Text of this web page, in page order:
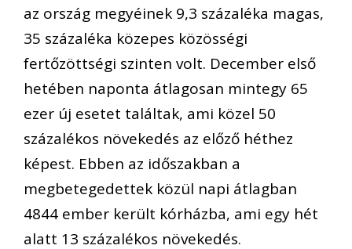
az ország megyéinek 9,3 százaléka magas,
35 százaléka közepes közösségi
fertőzöttségi szinten volt. December első
hetében naponta átlagosan mintegy 65
ezer új esetet találtak, ami közel 50
százalékos növekedés az előző héthez
képest. Ebben az időszakban a
megbetegedettek közül napi átlagban
4844 ember került kórházba, ami egy hét
alatt 13 százalékos növekedés.